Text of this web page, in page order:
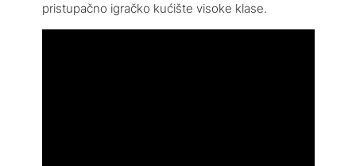
pristupačno igračko kućište visoke klase.